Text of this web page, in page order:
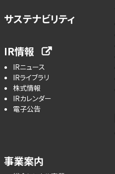
サステナビリティ
IR情報
IRニュース
IRライブラリ
株式情報
IRカレンダー
電子公告
事業案内